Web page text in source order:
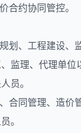
合约协同管控。
划、工程建设、
监理、代理单位
员。
合同管理、造价
。